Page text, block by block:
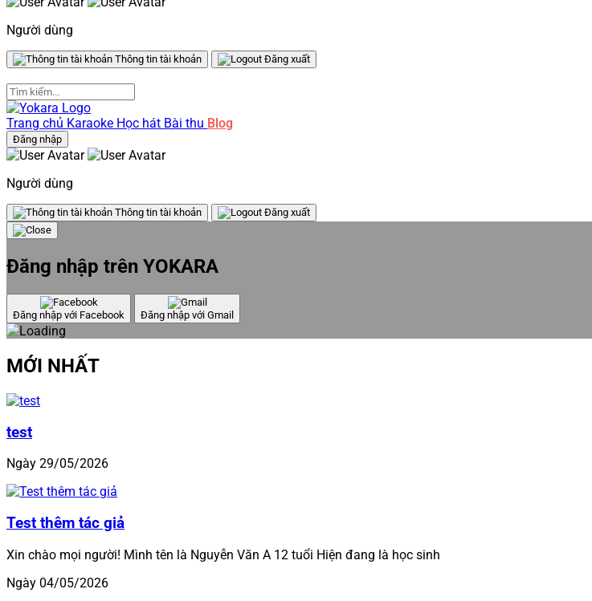
Người dùng
Thông tin tài khoản Đăng xuất
Trang chủ Karaoke Học hát Bài thu Blog
Đăng nhập
Người dùng
Thông tin tài khoản Đăng xuất
Đăng nhập trên YOKARA
Đăng nhập với Facebook Đăng nhập với Gmail
MỚI NHẤT
test
Ngày 29/05/2026
Test thêm tác giả
Xin chào mọi người! Mình tên là Nguyễn Văn A 12 tuổi Hiện đang là học sinh
Ngày 04/05/2026